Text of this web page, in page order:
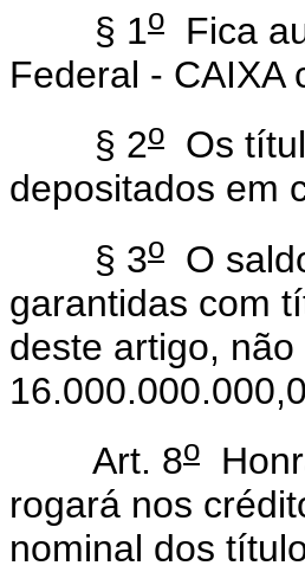
§ 1o Fica
Federal - CAIXA
§ 2o Os
depositados em
§ 3o O
garantidas com
deste artigo,
Art. 8o
rogará nos
nominal dos